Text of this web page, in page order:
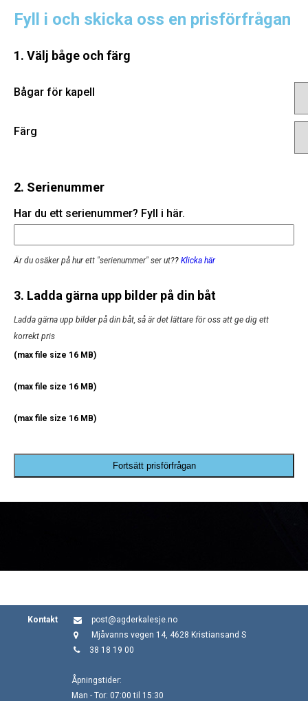
Fyll i och skicka oss en prisförfrågan
1. Välj båge och färg
Bågar för kapell
Färg
2. Serienummer
Har du ett serienummer? Fyll i här.
Är du osäker på hur ett "serienummer" ser ut?? Klicka här
3. Ladda gärna upp bilder på din båt
Ladda gärna upp bilder på din båt, så är det lättare för oss att ge dig ett
korrekt pris
(max file size 16 MB)
(max file size 16 MB)
(max file size 16 MB)
Fortsätt prisförfrågan
Kontakt
post@agderkalesje.no
Mjåvanns vegen 14, 4628 Kristiansand S
38 18 19 00
Åpningstider:
Man - Tor: 07:00 til 15:30